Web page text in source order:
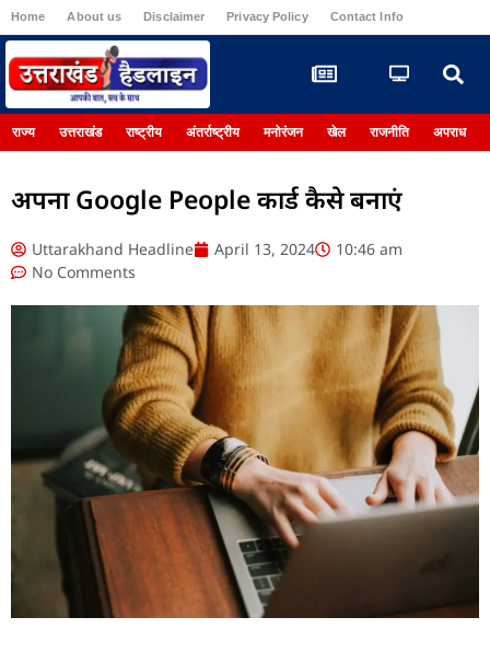
Home About us Disclaimer Privacy Policy Contact Info
राज्य उत्तराखंड राष्ट्रीय अंतर्राष्ट्रीय मनोरंजन खेल राजनीति अपराध
अपना Google People कार्ड कैसे बनाएं
Uttarakhand Headline April 13, 2024
10:46 am
No Comments